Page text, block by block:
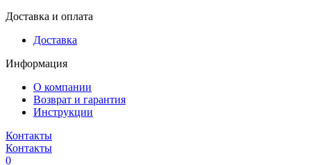
Доставка и оплата
Доставка
Информация
О компании
Возврат и гарантия
Инструкции
Контакты
Контакты
0